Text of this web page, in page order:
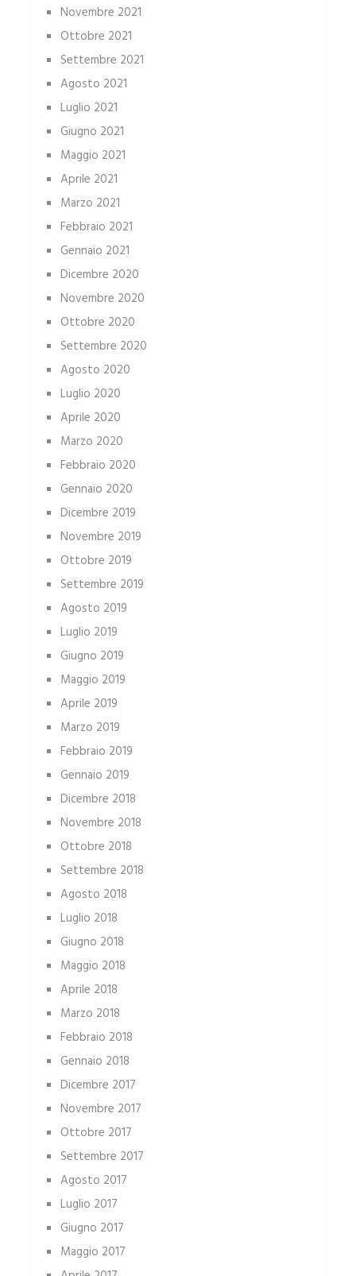
Novembre 2021
Ottobre 2021
Settembre 2021
Agosto 2021
Luglio 2021
Giugno 2021
Maggio 2021
Aprile 2021
Marzo 2021
Febbraio 2021
Gennaio 2021
Dicembre 2020
Novembre 2020
Ottobre 2020
Settembre 2020
Agosto 2020
Luglio 2020
Aprile 2020
Marzo 2020
Febbraio 2020
Gennaio 2020
Dicembre 2019
Novembre 2019
Ottobre 2019
Settembre 2019
Agosto 2019
Luglio 2019
Giugno 2019
Maggio 2019
Aprile 2019
Marzo 2019
Febbraio 2019
Gennaio 2019
Dicembre 2018
Novembre 2018
Ottobre 2018
Settembre 2018
Agosto 2018
Luglio 2018
Giugno 2018
Maggio 2018
Aprile 2018
Marzo 2018
Febbraio 2018
Gennaio 2018
Dicembre 2017
Novembre 2017
Ottobre 2017
Settembre 2017
Agosto 2017
Luglio 2017
Giugno 2017
Maggio 2017